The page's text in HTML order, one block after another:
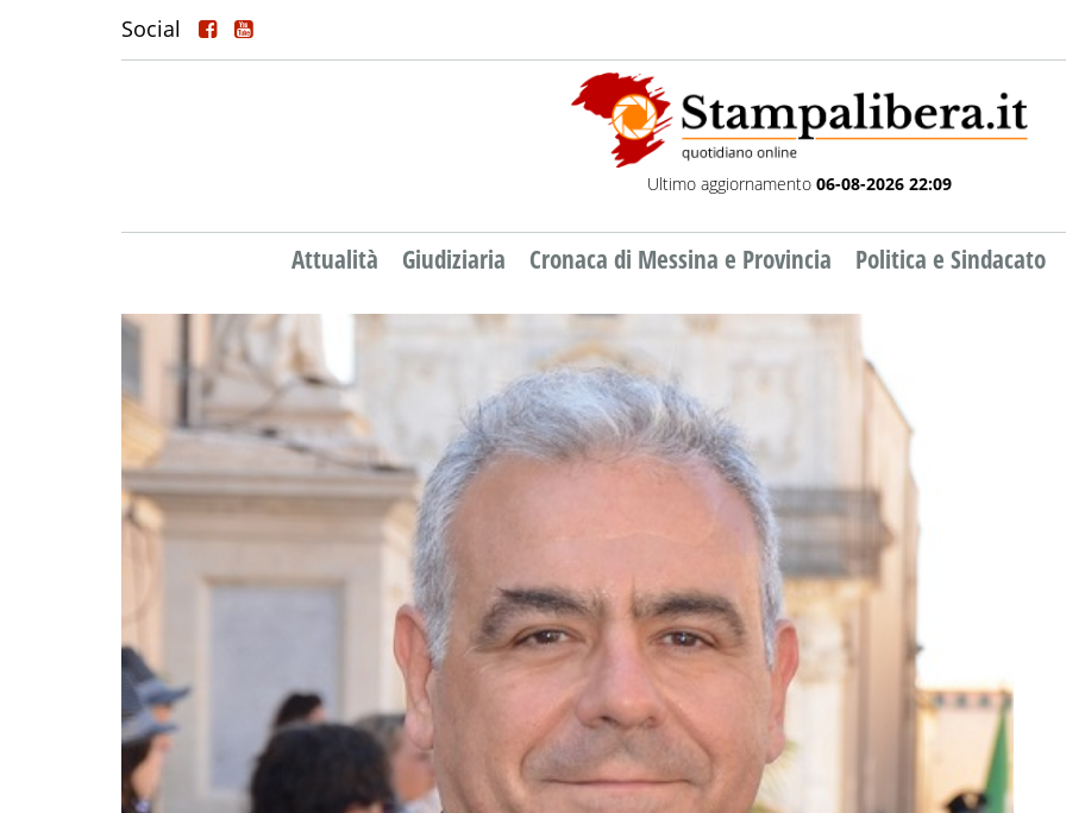
Social
Ultimo aggiornamento 06-08-2026 22:09
Attualità Giudiziaria Cronaca di Messina e Provincia Politica e Sindacato